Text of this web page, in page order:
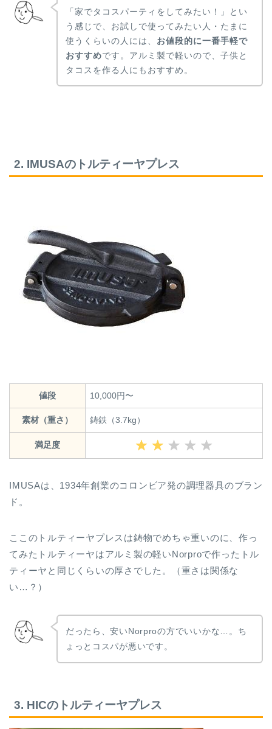
「家でタコスパーティをしてみたい！」とい
う感じで、お試しで使ってみたい人・たまに
使うくらいの人には、 お値段的に一番手軽で
おすすめです。アルミ製で軽いので、子供と
タコスを作る人にもおすすめ。
2. IMUSAのトルティーヤプレス
値段 10,000円〜
素材（重さ） 鋳鉄（3.7kg）
満足度
IMUSAは、1934年創業のコロンビア発の調理器具のブラン
ド。
ここのトルティーヤプレスは鋳物でめちゃ重いのに、作っ
てみたトルティーヤはアルミ製の軽いNorproで作ったトル
ティーヤと同じくらいの厚さでした。（重さは関係な
い…？）
だったら、安いNorproの方でいいかな…。ち
ょっとコスパが悪いです。
3. HICのトルティーヤプレス